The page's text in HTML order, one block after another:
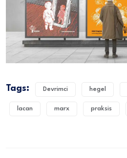
Tags: Devrimci hegel
lacan marx praksis